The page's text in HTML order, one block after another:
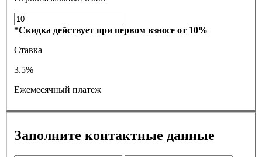
*Скидка действует при первом взносе от 10%
Ставка
3.5%
Ежемесячный платеж
Заполните контактные данные